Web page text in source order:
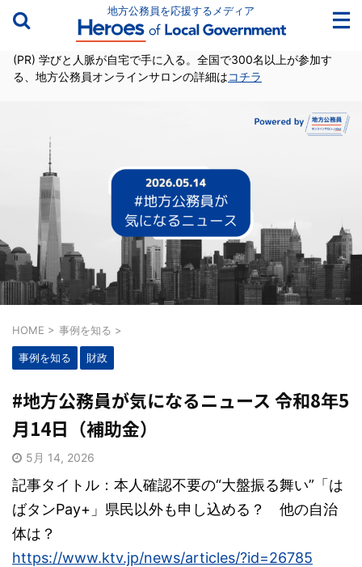
地方公務員を応援するメディア
(PR) 学びと人脈が自宅で手に入る。全国で300名以上が参加す
る、地方公務員オンラインサロンの詳細はコチラ
HOME > 事例を知る >
事例を知る 財政
#地方公務員が気になるニュース 令和8年5
月14日（補助金）
5月 14, 2026
記事タイトル：本人確認不要の“大盤振る舞い”「は
ばタンPay+」県民以外も申し込める？ 他の自治
体は？
https://www.ktv.jp/news/articles/?id=26785